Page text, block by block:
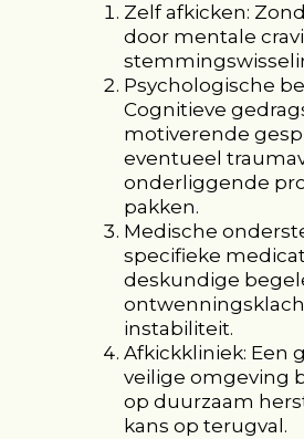
Zelf afkicken:
door mentale
Psychologische
Cognitieve
motiverende
eventueel
onderliggende
pakken.
Medische
specifieke
deskundige
instabiliteit.
Afkickkliniek: Een
veilige omgeving
op duurzaam
kans op terugval.